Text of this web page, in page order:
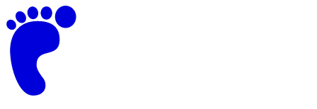
コ
ン
テ
ン
ツ